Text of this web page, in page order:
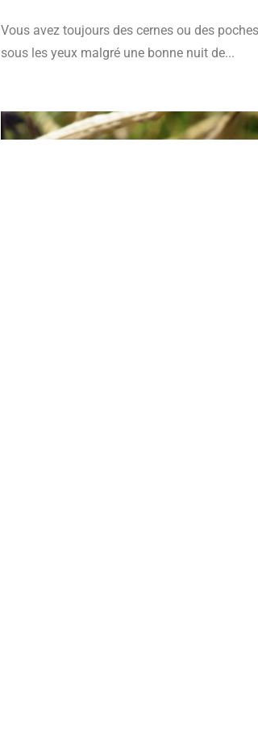
Vous avez toujours des cernes ou des poches
sous les yeux malgré une bonne nuit de...